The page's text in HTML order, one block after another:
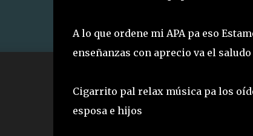
A lo que ordene mi APA pa eso
enseñanzas con aprecio va el saludo
Cigarrito pal relax música pa los
esposa e hijos